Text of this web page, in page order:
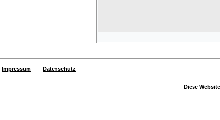
Impressum Datenschutz
Diese